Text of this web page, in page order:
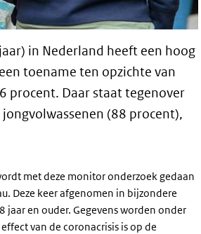
in Nederland heeft een hoog
toename ten opzichte van
procent. Daar staat tegenover
(88 procent),
met deze monitor onderzoek gedaan
Deze keer afgenomen in bijzondere
en ouder. Gegevens worden onder
van de coronacrisis is op de